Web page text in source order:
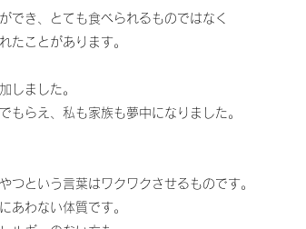
でき、とても食べられるものではなく
たことがあります。
しました。
もらえ、私も家族も夢中になりました。
つという言葉はワクワクさせるものです。
あわない体質です。